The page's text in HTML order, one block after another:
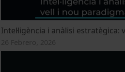
Intel·ligència i anàlisi estratègica:
26 Febrero, 2026